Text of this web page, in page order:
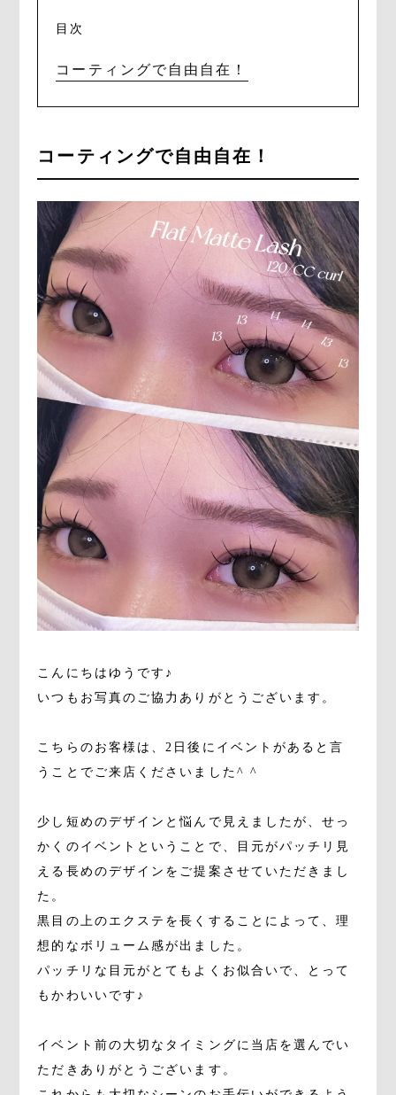
目次
コーティングで自由自在！
コーティングで自由自在！
こんにちはゆうです♪
いつもお写真のご協力ありがとうございます。
こちらのお客様は、2日後にイベントがあると言
うことでご来店くださいました^ ^
少し短めのデザインと悩んで見えましたが、せっ
かくのイベントということで、目元がパッチリ見
える長めのデザインをご提案させていただきまし
た。
黒目の上のエクステを長くすることによって、理
想的なボリューム感が出ました。
パッチリな目元がとてもよくお似合いで、とって
もかわいいです♪
イベント前の大切なタイミングに当店を選んでい
ただきありがとうございます。